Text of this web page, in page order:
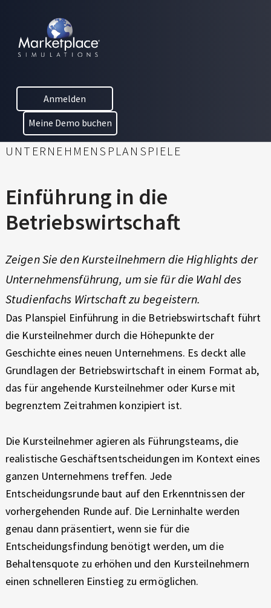
C
T
I
O
N
R
O
U
H
P
E
R
N
C
E
Anmelden
Meine Demo buchen
Ü
H
U
N
I
N
D
I
E
B
T
R
I
E
B
S
UNTERNEHMENSPLANSPIELE
Einführung in die
Betriebswirtschaft
Zeigen Sie den Kursteilnehmern die Highlights der
Unternehmensführung, um sie für die Wahl des
Studienfachs Wirtschaft zu begeistern.
Das Planspiel Einführung in die Betriebswirtschaft führt
die Kursteilnehmer durch die Höhepunkte der
Geschichte eines neuen Unternehmens. Es deckt alle
Grundlagen der Betriebswirtschaft in einem Format ab,
das für angehende Kursteilnehmer oder Kurse mit
begrenztem Zeitrahmen konzipiert ist.
Die Kursteilnehmer agieren als Führungsteams, die
realistische Geschäftsentscheidungen im Kontext eines
ganzen Unternehmens treffen. Jede
Entscheidungsrunde baut auf den Erkenntnissen der
vorhergehenden Runde auf. Die Lerninhalte werden
genau dann präsentiert, wenn sie für die
Entscheidungsfindung benötigt werden, um die
Behaltensquote zu erhöhen und den Kursteilnehmern
einen schnelleren Einstieg zu ermöglichen.